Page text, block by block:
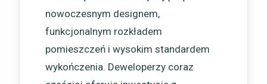
nowoczesnym designem,
funkcjonalnym rozkładem
pomieszczeń i wysokim standardem
wykończenia. Deweloperzy coraz